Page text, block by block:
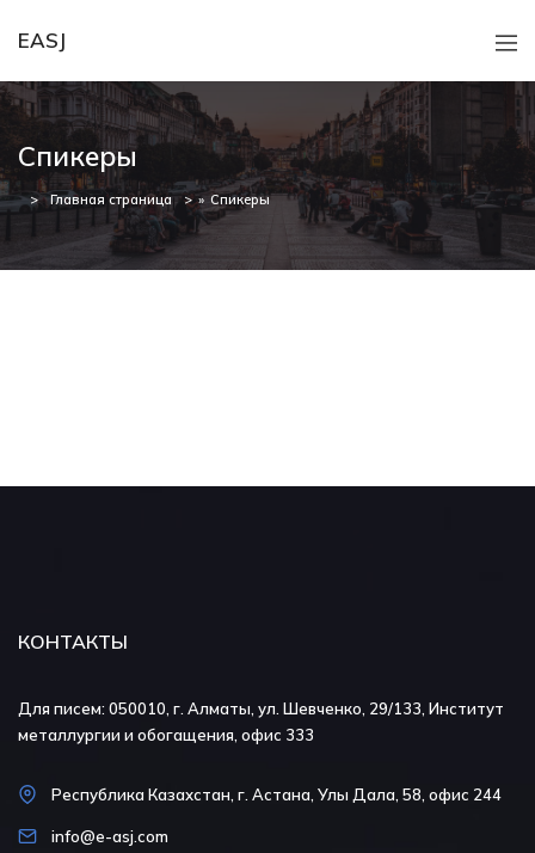
EASJ
Спикеры
Главная страница » Спикеры
КОНТАКТЫ
Для писем: 050010, г. Алматы, ул. Шевченко, 29/133, Институт
металлургии и обогащения, офис 333
Республика Казахстан, г. Астана, Улы Дала, 58, офис 244
info@e-asj.com